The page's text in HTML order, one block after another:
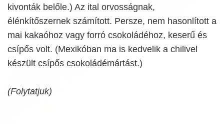
kivonták belőle.) Az ital orvosságnak,
élénkítőszernek számított. Persze, nem hasonlított a
mai kakaóhoz vagy forró csokoládéhoz, keserű és
csípős volt. (Mexikóban ma is kedvelik a chilivel
készült csípős csokoládémártást.)
(Folytatjuk)